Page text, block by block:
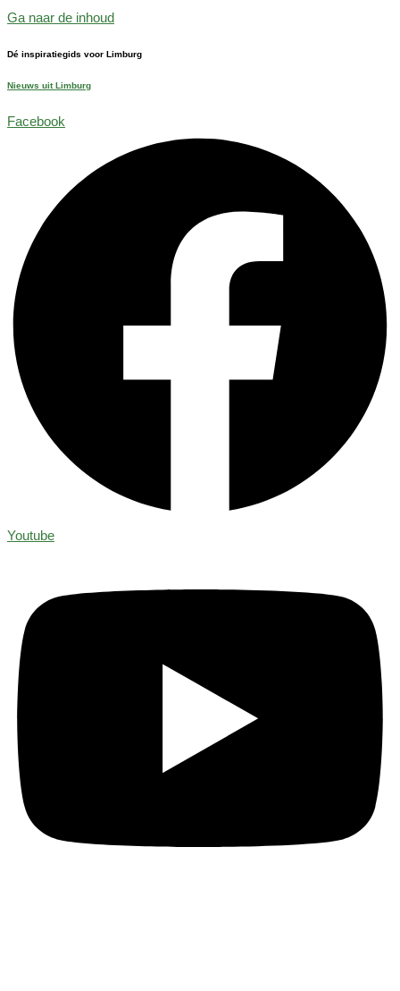
Ga naar de inhoud
Dé inspiratiegids voor Limburg
Nieuws uit Limburg
Facebook
Youtube